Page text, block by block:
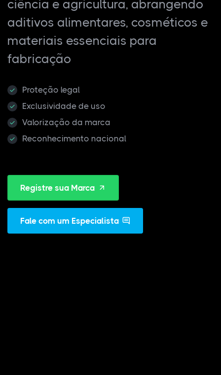
ciência e agricultura, abrangendo
aditivos alimentares, cosméticos e
materiais essenciais para
fabricação
Proteção legal
Exclusividade de uso
Valorização da marca
Reconhecimento nacional
Registre sua Marca
Fale com um Especialista